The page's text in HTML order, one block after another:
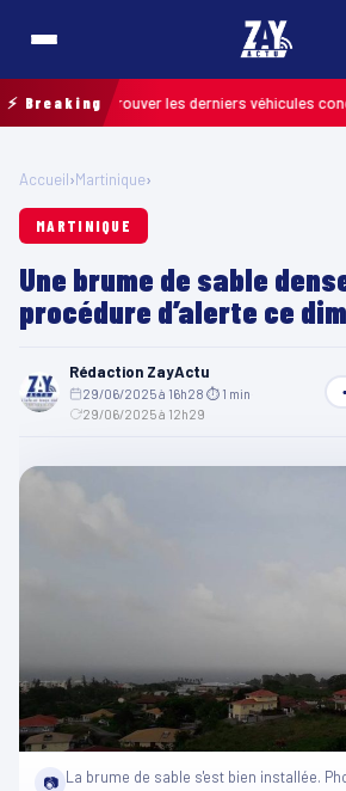
⚡ Breaking
pour retrouver les derniers véhicules concernés
Accueil›Martinique›
MARTINIQUE
Une brume de sable
procédure d’alerte ce
Rédaction ZayActu
29/06/2025 à 16h28 ⏱ 1 min
29/06/2025 à 12h29
📷 La brume de sable s'est bien installée.